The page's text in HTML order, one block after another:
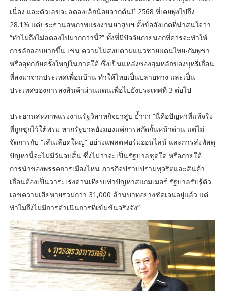
เนื่อง และตัวเลขจะลดลงเล็กน้อยจากต้นปี 2568 ที่เคยพุ่งไปถึง
28.1% แต่ประธานสหภาพแรงงานยาสูบฯ ตั้งข้อสังเกตที่น่าสนใจว่า
“ทำไมถึงไม่ลดลงไปมากกว่านี้?” ทั้งที่มีปัจจัยภายนอกที่ควรจะทำให้
การลักลอบยากขึ้น เช่น ความไม่สงบตามแนวชายแดนไทย-กัมพูชา
หรืออุทกภัยครั้งใหญ่ในภาคใต้ ซึ่งเป็นแหล่งซ่องสุมหลักของบุหรี่เถื่อน
ที่ส่งมาจากประเทศเพื่อนบ้าน ทำให้ไทยเป็นปลายทาง และเป็น
ประเทศของการส่งสินค้าผ่านแดนเพื่อไปยังประเทศที่ 3 ต่อไป
ประธานสหภาพแรงงานรัฐวิสาหกิจยาสูบ ย้ำว่า “นี่คือปัญหาที่แท้จริง
ที่ถูกซุกไว้ใต้พรม หากรัฐบาลยังมองแค่การสกัดกั้นหน้าด่าน แต่ไม่
จัดการกับ “เส้นเลือดใหญ่” อย่างแพลตฟอร์มออนไลน์ และการส่งพัสดุ
ปัญหานี้จะไม่มีวันจบสิ้น ซึ่งไม่ว่าจะเป็นรัฐบาลชุดใด หรือภายใต้
การนำของพรรคการเมืองไหน ภารกิจปราบปรามทุจริตและสินค้า
เถื่อนต้องเป็นวาระเร่งด่วนเทียบเท่าปัญหาสแกมเมอร์ รัฐบาลรับรู้ตัว
เลขความเสียหายรวมกว่า 31,000 ล้านบาทอย่างชัดเจนอยู่แล้ว แต่
ทำไมถึงไม่มีการดำเนินการที่เข้มข้นจริงจัง”